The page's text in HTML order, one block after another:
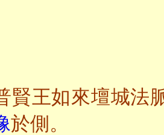
賢王如來壇城法
於側。